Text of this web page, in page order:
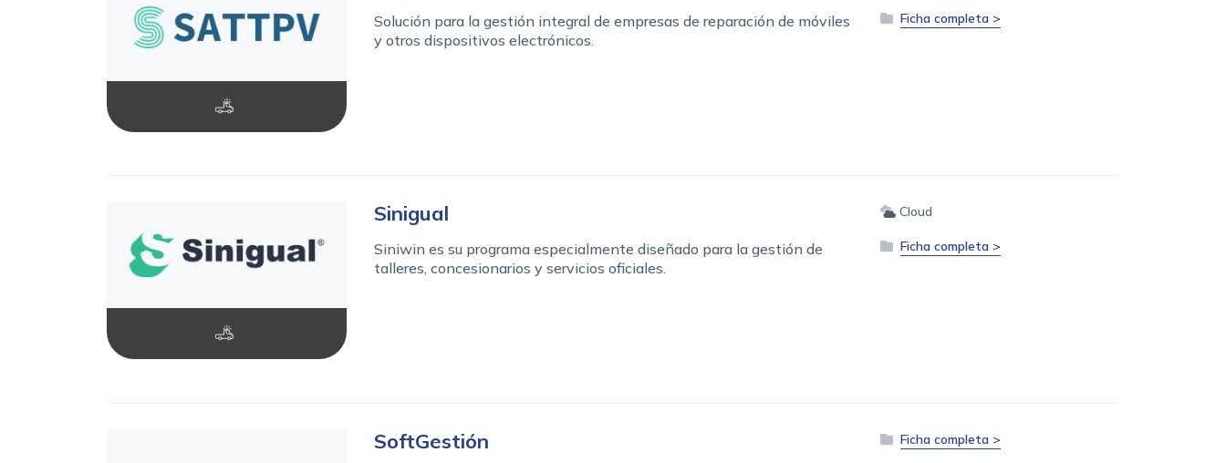
Solución para la gestión integral de empresas de reparación de móviles
y otros dispositivos electrónicos.
Ficha completa >
Sinigual
Siniwin es su programa especialmente diseñado para la gestión de
talleres, concesionarios y servicios oficiales.
Cloud
Ficha completa >
SoftGestión Ficha completa >